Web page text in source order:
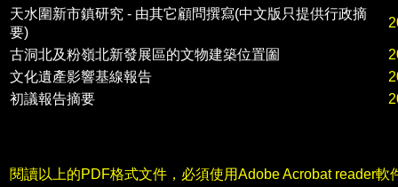
天水圍新市鎮研究 - 由其它顧問撰寫(中文版只提供行政摘
要)
古洞北及粉嶺北新發展區的文物建築位置圗
文化遺產影響基線報告
初議報告摘要
閱讀以上的PDF格式文件，必須使用Adobe Acrobat reader